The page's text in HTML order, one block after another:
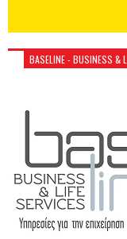
BASELINE - BUSINESS &